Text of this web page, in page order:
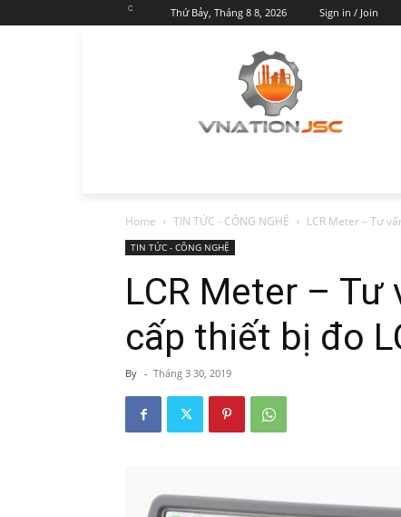
C Thứ Bảy, Tháng 8 8, 2026 Sign in / Join
Home TIN TỨC - CÔNG NGHỆ LCR Meter – Tư
TIN TỨC - CÔNG NGHỆ
LCR Meter – Tư
cấp thiết bị đo
By - Tháng 3 30, 2019